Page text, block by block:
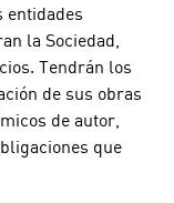
entidades
la Sociedad,
Tendrán los
de sus obras
de autor,
que